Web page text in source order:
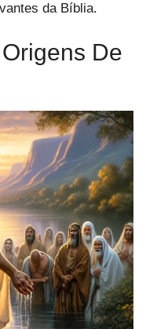
da Bíblia.
De